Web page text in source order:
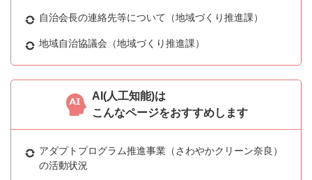
自治会長の連絡先等について（地域づくり推進課）
地域自治協議会（地域づくり推進課）
AI(人工知能)は
こんなページをおすすめします
アダプトプログラム推進事業（さわやかクリーン奈良）
の活動状況